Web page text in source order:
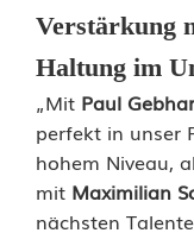
e
t
z
t
a
Verstärkung
Haltung im
„Mit Paul
perfekt in unser
hohem Niveau,
mit Maximilian
nächsten